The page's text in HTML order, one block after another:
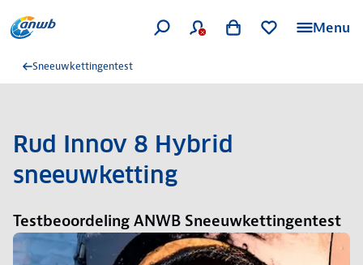
Menu
Sneeuwkettingentest
Rud Innov 8 Hybrid
sneeuwketting
Testbeoordeling ANWB Sneeuwkettingentest